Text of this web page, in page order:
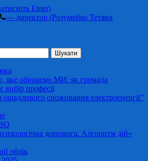
Enter)
— директор (Розумейко Тетяна
яке обираємо МИ: як громада
вибір професії
ощадливого споживання електроенергії”
допомога. Алгоритм дій»
облік